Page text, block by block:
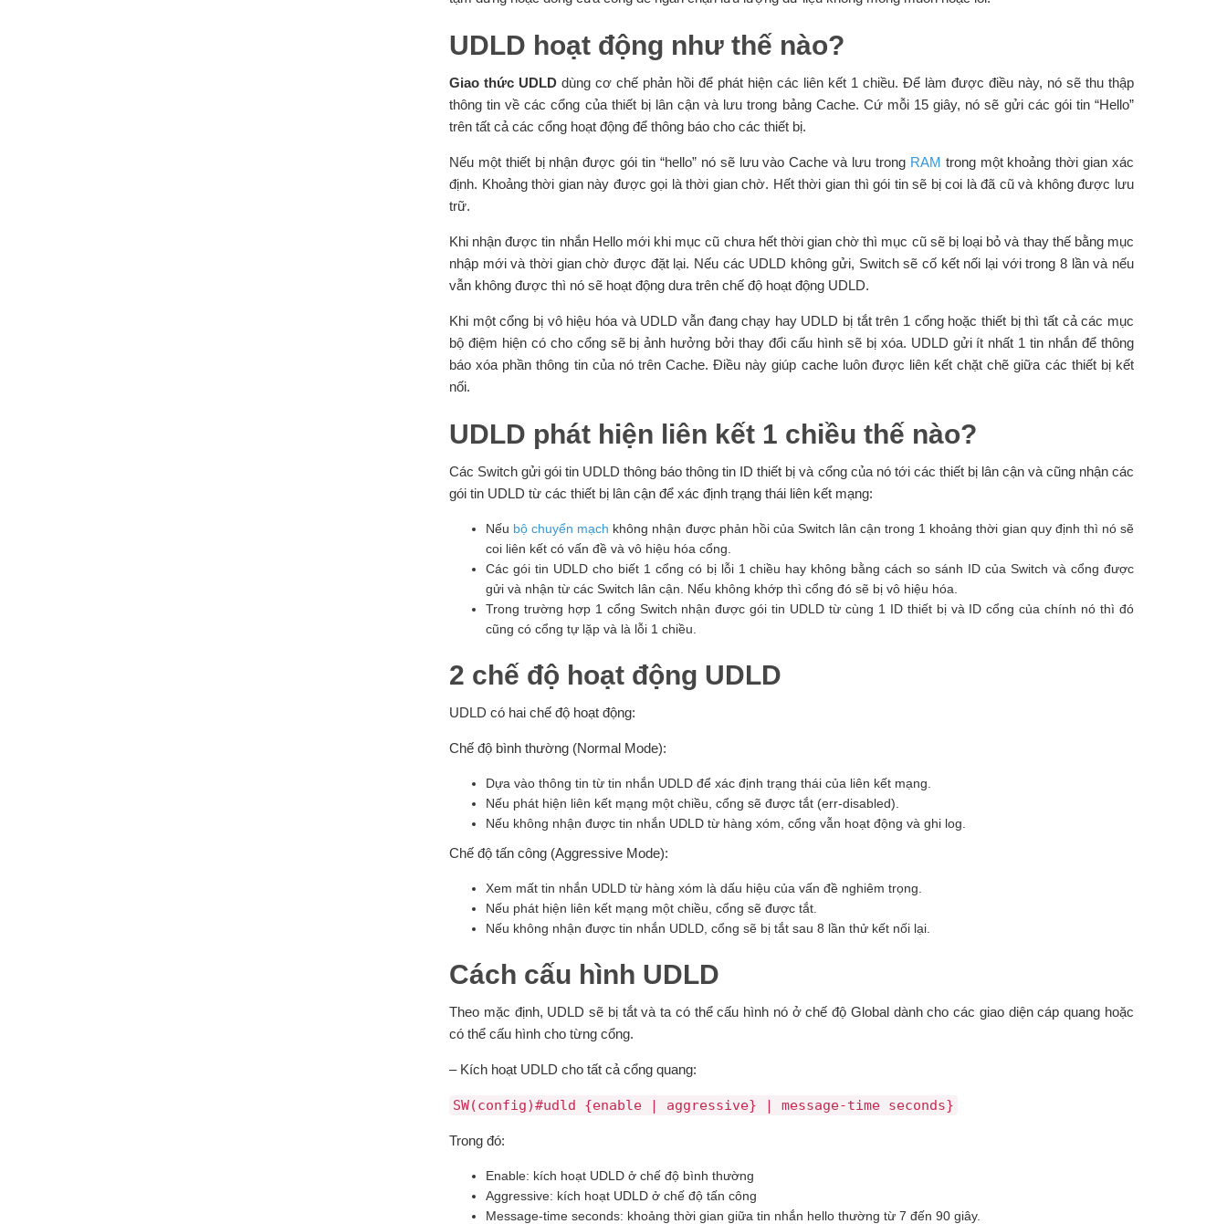
UDLD hoạt động như thế nào?
Giao thức UDLDdùng cơ chế phản hồi để phát hiện các liên kết 1 chiều. Để làm được điều này, nó sẽ thu thập
thông tin về các cổng của thiết bị lân cận và lưu trong bảng Cache. Cứ mỗi 15 giây, nó sẽ gửi các gói tin “Hello”
trên tất cả các cổng hoạt động để thông báo cho các thiết bị.
Nếu một thiết bị nhận được gói tin “hello” nó sẽ lưu vào Cache và lưu trong RAM trong một khoảng thời gian xác
định. Khoảng thời gian này được gọi là thời gian chờ. Hết thời gian thì gói tin sẽ bị coi là đã cũ và không được lưu
trữ.
Khi nhận được tin nhắn Hello mới khi mục cũ chưa hết thời gian chờ thì mục cũ sẽ bị loại bỏ và thay thế bằng mục
nhập mới và thời gian chờ được đặt lại. Nếu các UDLD không gửi, Switch sẽ cố kết nối lại với trong 8 lần và nếu
vẫn không được thì nó sẽ hoạt động dưa trên chế độ hoạt động UDLD.
Khi một cổng bị vô hiệu hóa và UDLD vẫn đang chạy hay UDLD bị tắt trên 1 cổng hoặc thiết bị thì tất cả các mục
bộ điệm hiện có cho cổng sẽ bị ảnh hưởng bởi thay đổi cấu hình sẽ bị xóa. UDLD gửi ít nhất 1 tin nhắn để thông
báo xóa phần thông tin của nó trên Cache. Điều này giúp cache luôn được liên kết chặt chẽ giữa các thiết bị kết
nối.
UDLD phát hiện liên kết 1 chiều thế nào?
Các Switch gửi gói tin UDLD thông báo thông tin ID thiết bị và cổng của nó tới các thiết bị lân cận và cũng nhận các
gói tin UDLD từ các thiết bị lân cận để xác định trạng thái liên kết mạng:
Nếu bộ chuyển mạch không nhận được phản hồi của Switch lân cận trong 1 khoảng thời gian quy định thì nó sẽ
coi liên kết có vấn đề và vô hiệu hóa cổng.
Các gói tin UDLD cho biết 1 cổng có bị lỗi 1 chiều hay không bằng cách so sánh ID của Switch và cổng được
gửi và nhận từ các Switch lân cận. Nếu không khớp thì cổng đó sẽ bị vô hiệu hóa.
Trong trường hợp 1 cổng Switch nhận được gói tin UDLD từ cùng 1 ID thiết bị và ID cổng của chính nó thì đó
cũng có cổng tự lặp và là lỗi 1 chiều.
2 chế độ hoạt động UDLD
UDLD có hai chế độ hoạt động:
Chế độ bình thường (Normal Mode):
Dựa vào thông tin từ tin nhắn UDLD để xác định trạng thái của liên kết mạng.
Nếu phát hiện liên kết mạng một chiều, cổng sẽ được tắt (err-disabled).
Nếu không nhận được tin nhắn UDLD từ hàng xóm, cổng vẫn hoạt động và ghi log.
Chế độ tấn công (Aggressive Mode):
Xem mất tin nhắn UDLD từ hàng xóm là dấu hiệu của vấn đề nghiêm trọng.
Nếu phát hiện liên kết mạng một chiều, cổng sẽ được tắt.
Nếu không nhận được tin nhắn UDLD, cổng sẽ bị tắt sau 8 lần thử kết nối lại.
Cách cấu hình UDLD
Theo mặc định, UDLD sẽ bị tắt và ta có thể cấu hình nó ở chế độ Global dành cho các giao diện cáp quang hoặc
có thể cấu hình cho từng cổng.
– Kích hoạt UDLD cho tất cả cổng quang:
SW(config)#udld {enable | aggressive} | message-time seconds}
Trong đó:
Enable: kích hoạt UDLD ở chế độ bình thường
Aggressive: kích hoạt UDLD ở chế độ tấn công
Message-time seconds: khoảng thời gian giữa tin nhắn hello thường từ 7 đến 90 giây.